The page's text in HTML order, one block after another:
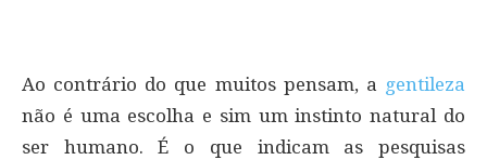
Ao contrário do que muitos pensam, a gentileza
não é uma escolha e sim um instinto natural do
ser humano. É o que indicam as pesquisas